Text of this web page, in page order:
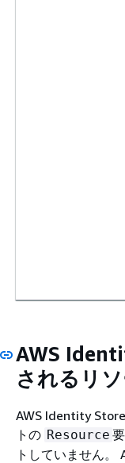
AWS
されるリ
AWS Identity
トの Resource
トしていません